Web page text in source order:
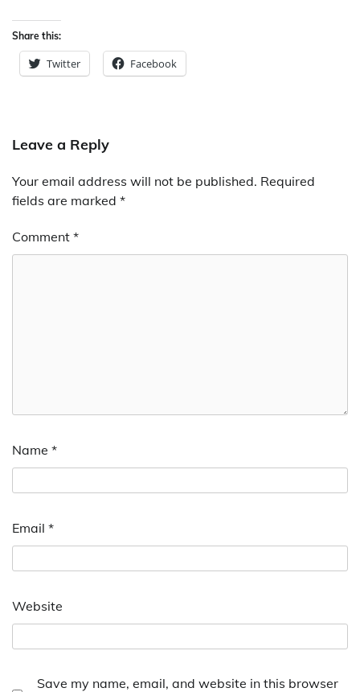
Share this:
Twitter Facebook
Leave a Reply
Your email address will not be published. Required
fields are marked *
Comment *
Name *
Email *
Website
Save my name, email, and website in this browser